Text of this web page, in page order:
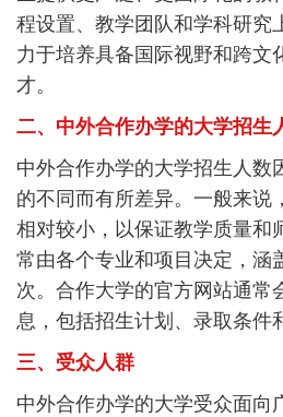
程设置、教学团队和学科研究
力于培养具备国际视野和跨文
才。
二、中外合作办学的大学招生
中外合作办学的大学招生人数
的不同而有所差异。一般来说
相对较小，以保证教学质量和
常由各个专业和项目决定，涵
次。合作大学的官方网站通常
息，包括招生计划、录取条件
三、受众人群
中外合作办学的大学受众面向